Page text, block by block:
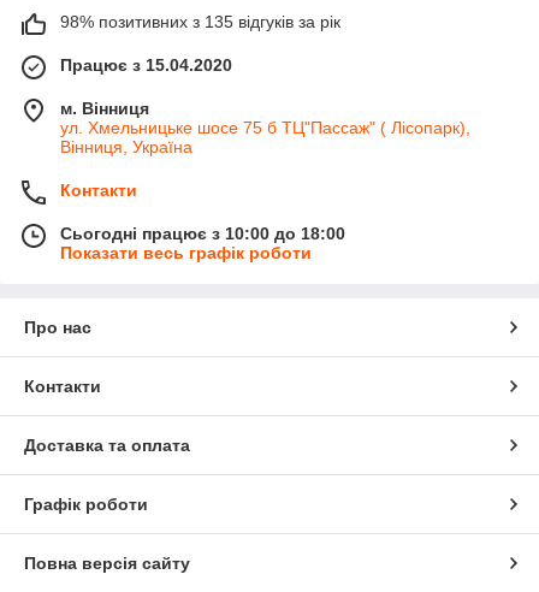
98% позитивних з 135 відгуків за рік
Працює з 15.04.2020
м. Вінниця
ул. Хмельницьке шосе 75 б ТЦ"Пассаж" ( Лісопарк),
Вінниця, Україна
Контакти
Сьогодні працює з 10:00 до 18:00
Показати весь графік роботи
Про нас
Контакти
Доставка та оплата
Графік роботи
Повна версія сайту